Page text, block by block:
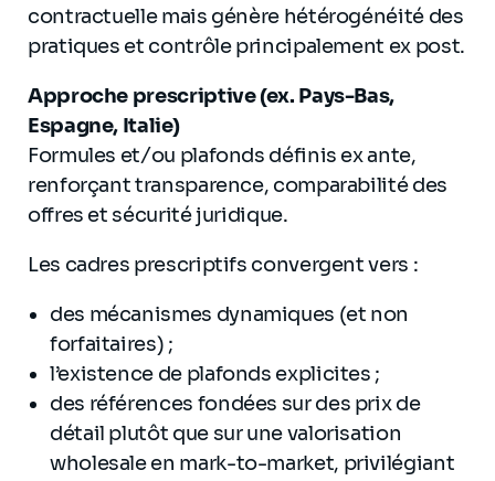
contractuelle mais génère hétérogénéité des
pratiques et contrôle principalement ex post.
Approche prescriptive (ex. Pays-Bas,
Espagne, Italie)
Formules et/ou plafonds définis ex ante,
renforçant transparence, comparabilité des
offres et sécurité juridique.
Les cadres prescriptifs convergent vers :
des mécanismes dynamiques (et non
forfaitaires) ;
l’existence de plafonds explicites ;
des références fondées sur des prix de
détail plutôt que sur une valorisation
wholesale en mark-to-market, privilégiant